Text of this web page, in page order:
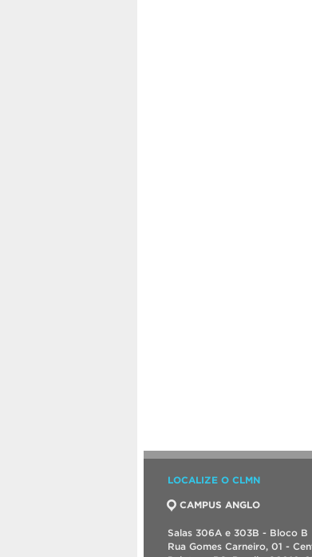
LOCALIZE O CLMN
CAMPUS ANGLO
Salas 306A e 303B - Bloco B
Rua Gomes Carneiro, 01 -